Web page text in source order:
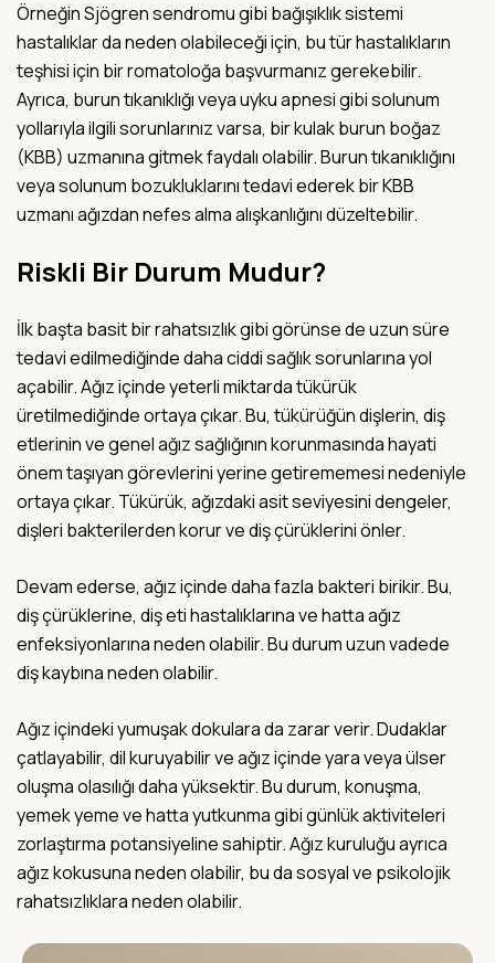
Örneğin Sjögren sendromu gibi bağışıklık sistemi
hastalıklar da neden olabileceği için, bu tür hastalıkların
teşhisi için bir romatoloğa başvurmanız gerekebilir.
Ayrıca, burun tıkanıklığı veya uyku apnesi gibi solunum
yollarıyla ilgili sorunlarınız varsa, bir kulak burun boğaz
(KBB) uzmanına gitmek faydalı olabilir. Burun tıkanıklığını
veya solunum bozukluklarını tedavi ederek bir KBB
uzmanı ağızdan nefes alma alışkanlığını düzeltebilir.
Riskli Bir Durum Mudur?
İlk başta basit bir rahatsızlık gibi görünse de uzun süre
tedavi edilmediğinde daha ciddi sağlık sorunlarına yol
açabilir. Ağız içinde yeterli miktarda tükürük
üretilmediğinde ortaya çıkar. Bu, tükürüğün dişlerin, diş
etlerinin ve genel ağız sağlığının korunmasında hayati
önem taşıyan görevlerini yerine getirememesi nedeniyle
ortaya çıkar. Tükürük, ağızdaki asit seviyesini dengeler,
dişleri bakterilerden korur ve diş çürüklerini önler.
Devam ederse, ağız içinde daha fazla bakteri birikir. Bu,
diş çürüklerine, diş eti hastalıklarına ve hatta ağız
enfeksiyonlarına neden olabilir. Bu durum uzun vadede
diş kaybına neden olabilir.
Ağız içindeki yumuşak dokulara da zarar verir. Dudaklar
çatlayabilir, dil kuruyabilir ve ağız içinde yara veya ülser
oluşma olasılığı daha yüksektir. Bu durum, konuşma,
yemek yeme ve hatta yutkunma gibi günlük aktiviteleri
zorlaştırma potansiyeline sahiptir. Ağız kuruluğu ayrıca
ağız kokusuna neden olabilir, bu da sosyal ve psikolojik
rahatsızlıklara neden olabilir.